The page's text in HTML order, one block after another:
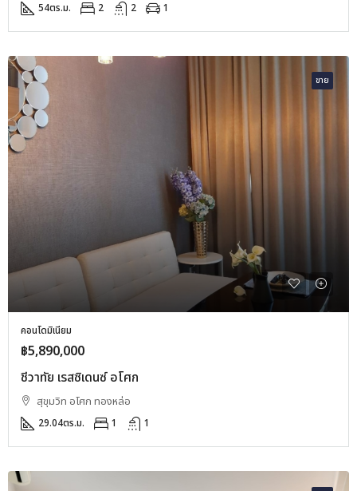
54ตร.ม. 2 2 1
ขาย
คอนโดมิเนียม
฿5,890,000
ชีวาทัย เรสซิเดนซ์ อโศก
สุขุมวิท อโศก ทองหล่อ
29.04ตร.ม. 1 1